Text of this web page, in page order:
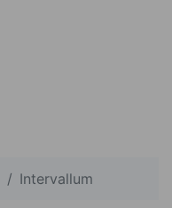
Intervallum